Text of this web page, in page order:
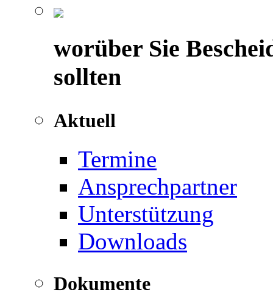
worüber Sie
sollten
Aktuell
Termine
Ansprechpartner
Unterstützung
Downloads
Dokumente